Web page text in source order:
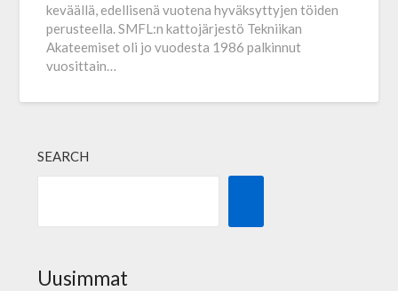
keväällä, edellisenä vuotena hyväksyttyjen töiden
perusteella. SMFL:n kattojärjestö Tekniikan
Akateemiset oli jo vuodesta 1986 palkinnut
vuosittain…
SEARCH
Uusimmat